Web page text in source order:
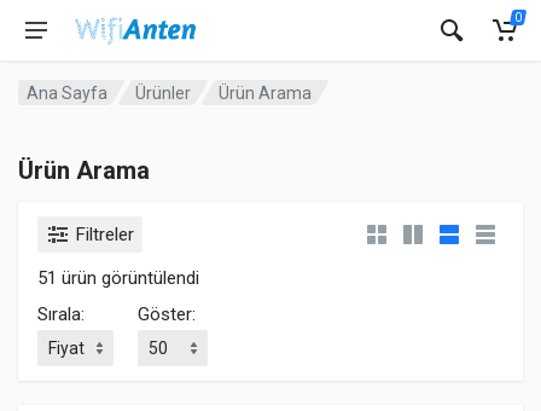
0
Ana Sayfa Ürünler Ürün Arama
Ürün Arama
Filtreler
51 ürün görüntülendi
Sırala:
Göster: